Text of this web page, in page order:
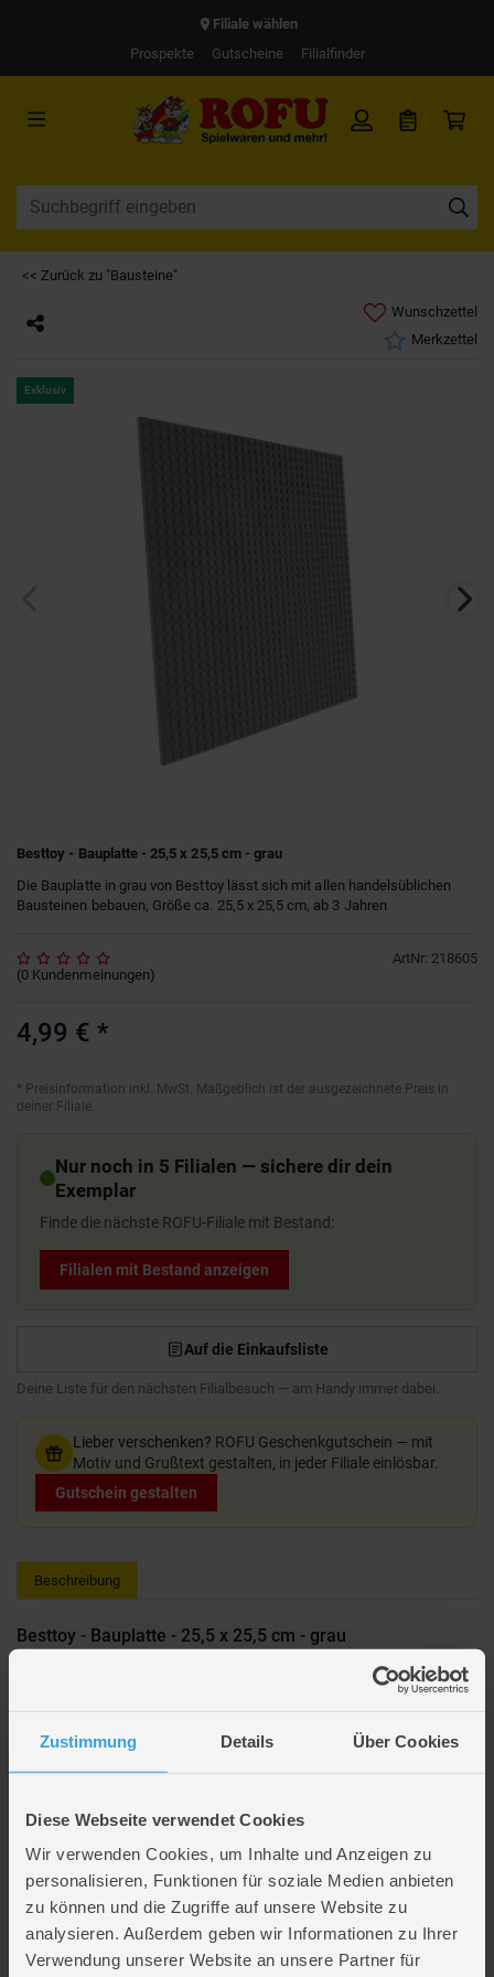
Zustimmung Details Über Cookies
Diese Webseite verwendet Cookies
Wir verwenden Cookies, um Inhalte und Anzeigen zu
personalisieren, Funktionen für soziale Medien anbieten
zu können und die Zugriffe auf unsere Website zu
analysieren. Außerdem geben wir Informationen zu Ihrer
Verwendung unserer Website an unsere Partner für
Filiale wählen
Prospekte
Gutscheine Filialfinder
<< Zurück zu "Bausteine"
Wunschzettel
Merkzettel
Exklusiv
Besttoy - Bauplatte - 25,5 x 25,5 cm - grau
Die Bauplatte in grau von Besttoy lässt sich mit allen handelsüblichen
Bausteinen bebauen, Größe ca. 25,5 x 25,5 cm, ab 3 Jahren
ArtNr: 218605
(0 Kundenmeinungen)
4,99 € *
* Preisinformation inkl. MwSt. Maßgeblich ist der ausgezeichnete Preis in
deiner Filiale.
Nur noch in 5 Filialen — sichere dir dein
Exemplar
Finde die nächste ROFU-Filiale mit Bestand:
Filialen mit Bestand anzeigen
Auf die Einkaufsliste
Deine Liste für den nächsten Filialbesuch — am Handy immer dabei.
Lieber verschenken? ROFU Geschenkgutschein — mit
Motiv und Grußtext gestalten, in jeder Filiale einlösbar.
Gutschein gestalten
Beschreibung
Besttoy - Bauplatte - 25,5 x 25,5 cm - grau
Größe: ca. 25,5 x 25,5 cm
Hersteller Art.Nr.: B 38108
Klemmbausteineund leg los – hier entstehen Fantasiewelten, Technik-
Wunder oder einfach richtig coole Bauwerke.